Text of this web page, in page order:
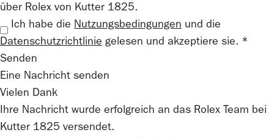
über Rolex von Kutter 1825.
Ich habe die Nutzungsbedingungen und die
Datenschutzrichtlinie gelesen und akzeptiere sie. *
Senden
Eine Nachricht senden
Vielen Dank
Ihre Nachricht wurde erfolgreich an das Rolex Team bei
Kutter 1825 versendet.